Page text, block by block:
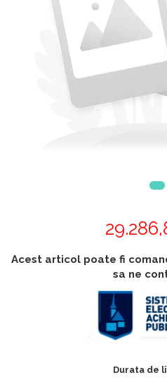
Aparate de respirat autonome
Accesorii generatoare
Camere Termice
Accesorii pentru camere de
Accesorii De Trecere A Apei Si
Diverse Dispozitive De
Pulberi De Stingere
Sisteme De Avertizare
Accesorii stingatoare, paturi si
Acest articol poate fi
sa ne
Durata de